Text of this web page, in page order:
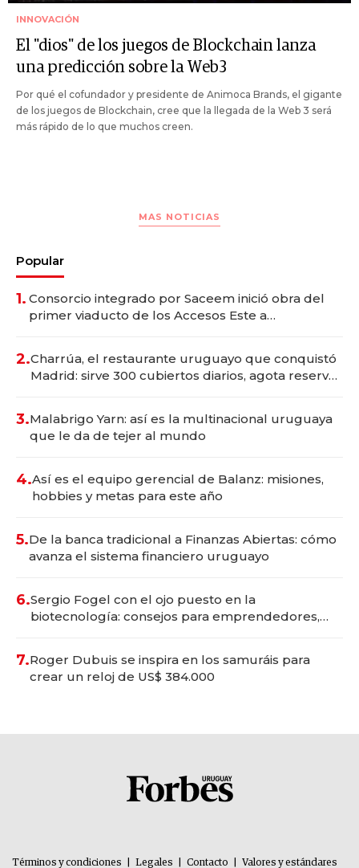
INNOVACIÓN
El "dios" de los juegos de Blockchain lanza
una predicción sobre la Web3
Por qué el cofundador y presidente de Animoca Brands, el gigante
de los juegos de Blockchain, cree que la llegada de la Web 3 será
más rápido de lo que muchos creen.
MAS NOTICIAS
Popular
1. Consorcio integrado por Saceem inició obra del
primer viaducto de los Accesos Este a
2.Charrúa, el restaurante uruguayo que conquistó
Madrid: sirve 300 cubiertos diarios, agota reservas
3.Malabrigo Yarn: así es la multinacional uruguaya
que le da de tejer al mundo
4.Así es el equipo gerencial de Balanz: misiones,
hobbies y metas para este año
5.De la banca tradicional a Finanzas Abiertas: cómo
avanza el sistema financiero uruguayo
6.Sergio Fogel con el ojo puesto en la
biotecnología: consejos para emprendedores,
7.Roger Dubuis se inspira en los samuráis para
crear un reloj de US$ 384.000
Términos y condiciones Legales Contacto Valores y estándares